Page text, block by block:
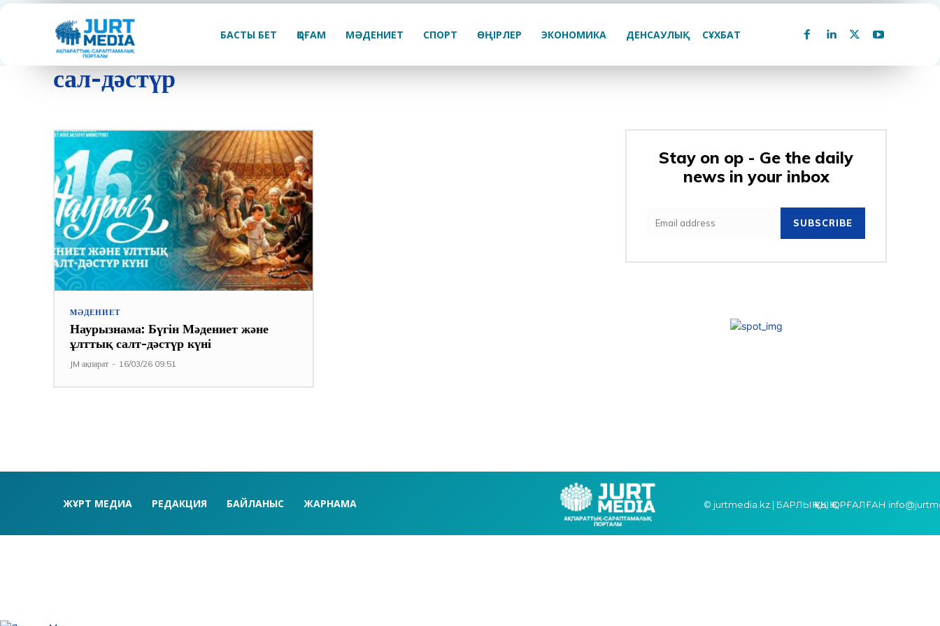
БАСТЫ БЕТ ҚОҒАМ МӘДЕНИЕТ СПОРТ ӨҢІРЛЕР ЭКОНОМИКА ДЕНСАУЛЫҚ СҰХБАТ
сал-дәстүр
МӘДЕНИЕТ
Наурызнама: Бүгін Мәдениет және
ұлттық салт-дәстүр күні
JM ақпарат - 16/03/26 09:51
Stay on op - Ge the daily
news in your inbox
SUBSCRIBE
ЖҰРТ МЕДИА РЕДАКЦИЯ БАЙЛАНЫС ЖАРНАМА © jurtmedia.kz | БАРЛЫҚ ҚҰҚЫҚ ҚОРҒАЛҒАН